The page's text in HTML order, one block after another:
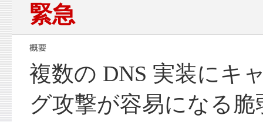
緊急
複数の DNS 実装にキ
グ攻撃が容易になる